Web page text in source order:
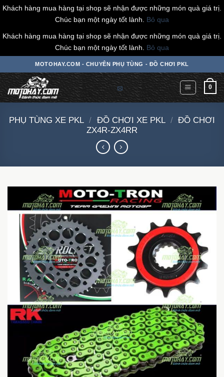
Khách hàng mua hàng tại shop sẽ nhận được những món quà giá trị.
Chúc bạn một ngày tốt lành. Bỏ qua
Khách hàng mua hàng tại shop sẽ nhận được những món quà giá trị.
Chúc bạn một ngày tốt lành. Bỏ qua
đến
dung
MOTOHAY.COM - CHUYÊN PHỤ TÙNG - ĐỒ CHƠI PKL
0
PHỤ TÙNG XE PKL / ĐỒ CHƠI XE PKL / ĐỒ CHƠI
ZX4R-ZX4RR